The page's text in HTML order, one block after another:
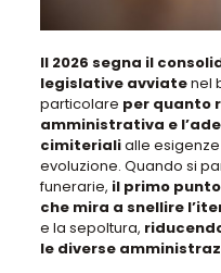
Il 2026 segna il
legislative avviatenel
particolare per quanto
amministrativa e
cimiterialialle
evoluzione. Quando si
funerarie, il primo
che mira a snellire
e la sepoltura,
le diverse